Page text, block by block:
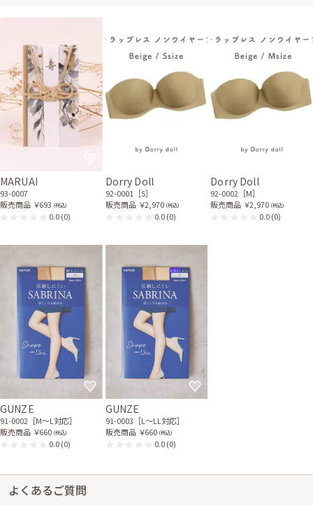
MARUAI
93-0007
販売商品 ￥693 (税込)
0.0(0)
Dorry Doll
92-0001［S］
販売商品 ￥2,970 (税込)
0.0(0)
Dorry Doll
92-0002［M］
販売商品 ￥2,970 (税込)
0.0(0)
GUNZE
91-0002［M〜L対応］
販売商品 ￥660 (税込)
0.0(0)
GUNZE
91-0003［L〜LL対応］
販売商品 ￥660 (税込)
0.0(0)
よくあるご質問